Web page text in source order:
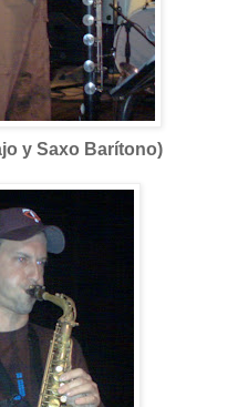
y Saxo Barítono)